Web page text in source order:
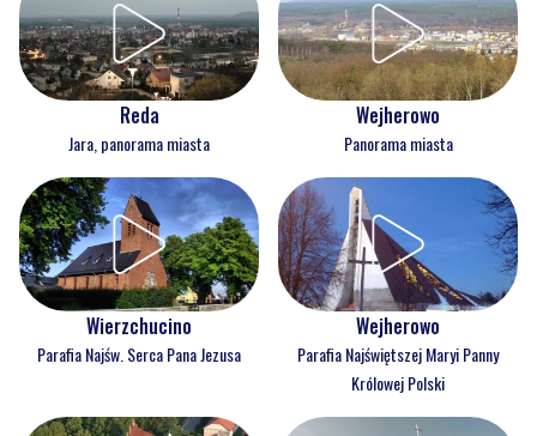
Reda
Jara, panorama miasta
Wejherowo
Panorama miasta
Wierzchucino
Parafia Najśw. Serca Pana Jezusa
Wejherowo
Parafia Najświętszej Maryi Panny
Królowej Polski